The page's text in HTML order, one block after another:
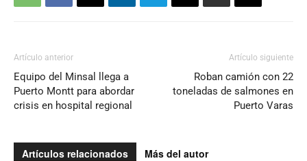
Artículo anterior
Equipo del Minsal llega a
Puerto Montt para abordar
crisis en hospital regional
Artículo siguiente
Roban camión con 22
toneladas de salmones en
Puerto Varas
Artículos relacionados Más del autor